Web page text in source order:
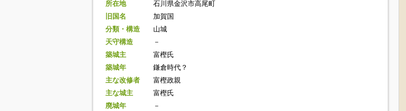
所在地
石川県金沢市高尾町
旧国名
加賀国
分類・構造
山城
天守構造
－
築城主
富樫氏
築城年
鎌倉時代？
主な改修者
富樫政親
主な城主
富樫氏
廃城年
－